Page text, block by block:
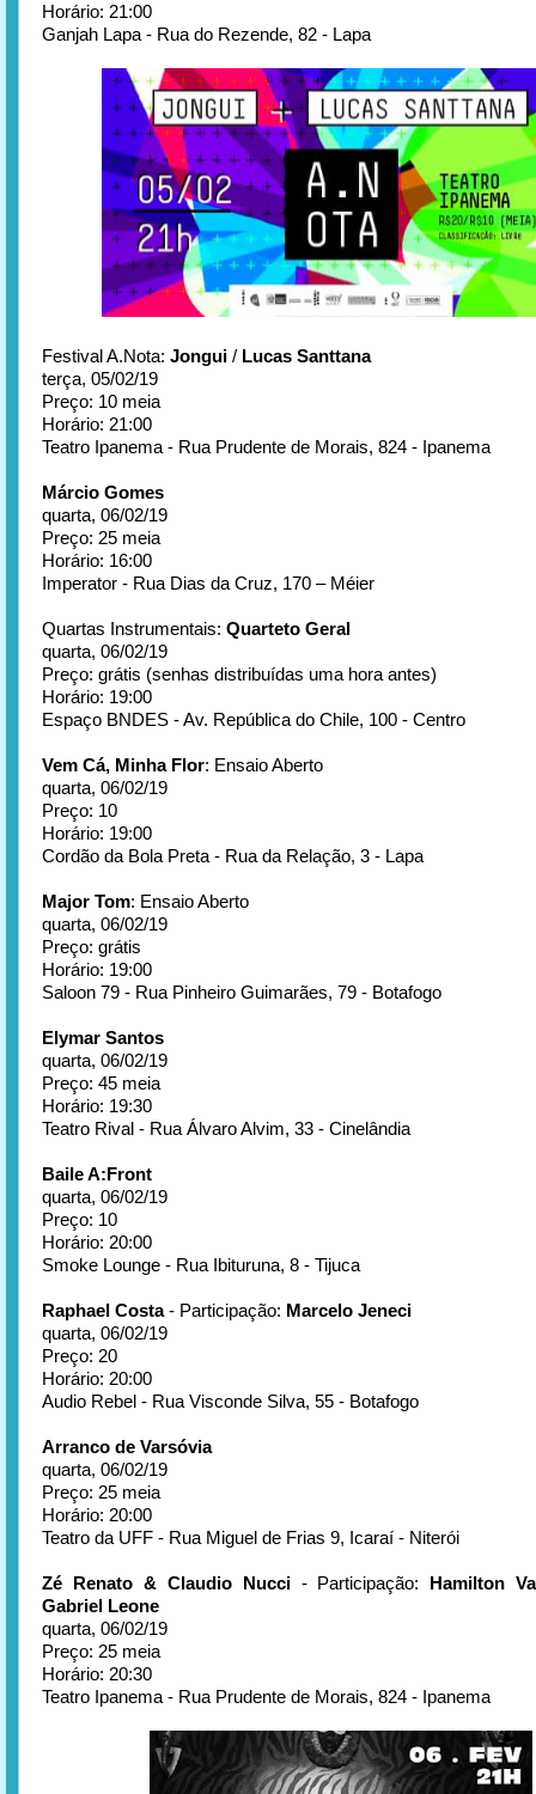
Horário: 21:00
Ganjah Lapa - Rua do Rezende, 82 - Lapa
Festival A.Nota: Jongui / Lucas Santtana
terça, 05/02/19
Preço: 10 meia
Horário: 21:00
Teatro Ipanema - Rua Prudente de Morais, 824 - Ipanema
Márcio Gomes
quarta, 06/02/19
Preço: 25 meia
Horário: 16:00
Imperator - Rua Dias da Cruz, 170 – Méier
Quartas Instrumentais: Quarteto Geral
quarta, 06/02/19
Preço: grátis (senhas distribuídas uma hora antes)
Horário: 19:00
Espaço BNDES - Av. República do Chile, 100 - Centro
Vem Cá, Minha Flor: Ensaio Aberto
quarta, 06/02/19
Preço: 10
Horário: 19:00
Cordão da Bola Preta - Rua da Relação, 3 - Lapa
Major Tom: Ensaio Aberto
quarta, 06/02/19
Preço: grátis
Horário: 19:00
Saloon 79 - Rua Pinheiro Guimarães, 79 - Botafogo
Elymar Santos
quarta, 06/02/19
Preço: 45 meia
Horário: 19:30
Teatro Rival - Rua Álvaro Alvim, 33 - Cinelândia
Baile A:Front
quarta, 06/02/19
Preço: 10
Horário: 20:00
Smoke Lounge - Rua Ibituruna, 8 - Tijuca
Raphael Costa- Participação: Marcelo Jeneci
quarta, 06/02/19
Preço: 20
Horário: 20:00
Audio Rebel - Rua Visconde Silva, 55 - Botafogo
Arranco de Varsóvia
quarta, 06/02/19
Preço: 25 meia
Horário: 20:00
Teatro da UFF - Rua Miguel de Frias 9, Icaraí - Niterói
Zé Renato & Claudio Nucci- Participação: Hamilton
Gabriel Leone
quarta, 06/02/19
Preço: 25 meia
Horário: 20:30
Teatro Ipanema - Rua Prudente de Morais, 824 - Ipanema